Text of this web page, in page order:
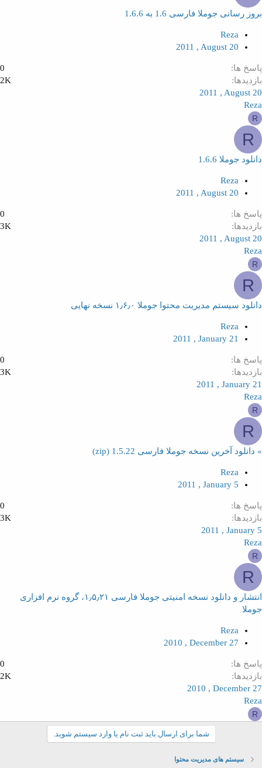
بروز رسانی جوملا فارسی 1.6 به 1.6.6
Reza
2011 , August 20
پاسخ ها
0
بازدیدها
2K
2011 , August 20
Reza
R
R
دانلود جوملا 1.6.6
Reza
2011 , August 20
پاسخ ها
0
بازدیدها
3K
2011 , August 20
Reza
R
R
دانلود سیستم مدیریت محتوا جوملا ۱٫۶٫۰ نسخه نهایی
Reza
2011 , January 21
پاسخ ها
0
بازدیدها
3K
2011 , January 21
Reza
R
R
» دانلود آخرین نسخه جوملا فارسی 1.5.22 (zip)
Reza
2011 , January 5
پاسخ ها
0
بازدیدها
3K
2011 , January 5
Reza
R
R
انتشار و دانلود نسخه امنیتی جوملا فارسی ۱٫۵٫۲۱، گروه نرم افزاری
جوملا
Reza
2010 , December 27
پاسخ ها
0
بازدیدها
2K
2010 , December 27
Reza
R
شما برای ارسال باید ثبت نام یا وارد سیستم شوید.
سیستم های مدیریت محتوا